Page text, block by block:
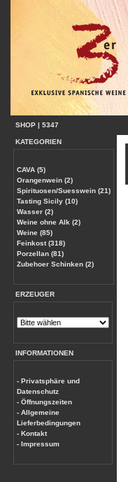
SHOP | 5347
KATEGORIEN
CAVA (5)
Orangenwein (2)
Spirituosen/Suesswein (21)
Tasting Sicily (10)
Wasser (2)
Weine ohne Alk (2)
Weine (85)
Feinkost (318)
Porzellan (81)
Zubehoer Schinken (2)
ERZEUGER
INFORMATIONEN
- Privatsphäre und
Datenschutz
- Öffnungszeiten
- Allgemeine
Lieferbedingungen
- Kontakt
- Impressum